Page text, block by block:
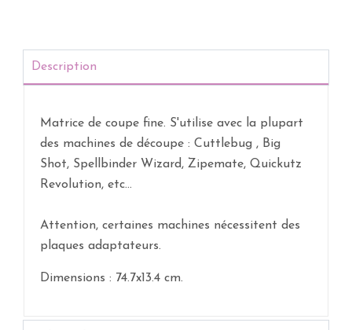
Description
Matrice de coupe fine. S'utilise avec la plupart
des machines de découpe : Cuttlebug , Big
Shot, Spellbinder Wizard, Zipemate, Quickutz
Revolution, etc...
Attention, certaines machines nécessitent des
plaques adaptateurs.
Dimensions : 74.7x13.4 cm.